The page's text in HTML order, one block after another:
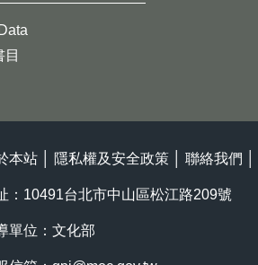
目
本站 隱私權及安全政策 聯絡我們
：10491台北市中山區松江路209號
單位：文化部